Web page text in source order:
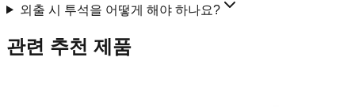
외출 시 투석을 어떻게 해야 하나요?
관련 추천 제품